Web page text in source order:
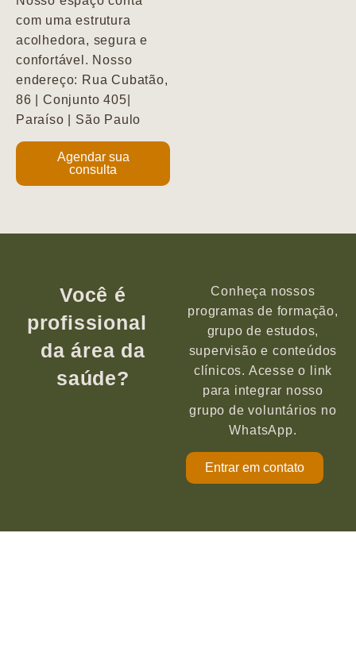
com uma estrutura
acolhedora, segura e
confortável. Nosso
endereço: Rua Cubatão,
86 | Conjunto 405|
Paraíso | São Paulo
Agendar sua
consulta
Você é
profissional
da área da
saúde?
Conheça nossos
programas de formação,
grupo de estudos,
supervisão e conteúdos
clínicos. Acesse o link
para integrar nosso
grupo de voluntários no
WhatsApp.
Entrar em contato